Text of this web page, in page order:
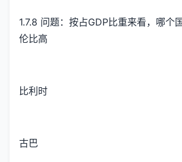
1.7.8 问题：按占GDP比重来看，哪个
伦比高
比利时
古巴